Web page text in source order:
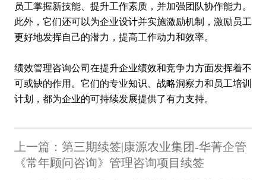
员工掌握新技能、提升工作素质，并加强团队协作能力。
此外，它们还可以为企业设计并实施激励机制，激励员工
更好地发挥自己的潜力，提高工作动力和效率。
绩效管理咨询公司 在提升企业绩效和竞争力方面发挥着不
可或缺的作用。它们的专业知识、战略洞察力和员工培训
计划，都为企业的可持续发展提供了有力支持。
上一篇：第三期续签|康源农业集团-华菁企管
《常年顾问咨询》管理咨询项目续签